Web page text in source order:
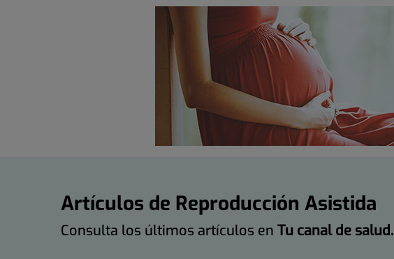
Artículos de Reproducción Asistida
Consulta los últimos artículos en Tu canal de salud.